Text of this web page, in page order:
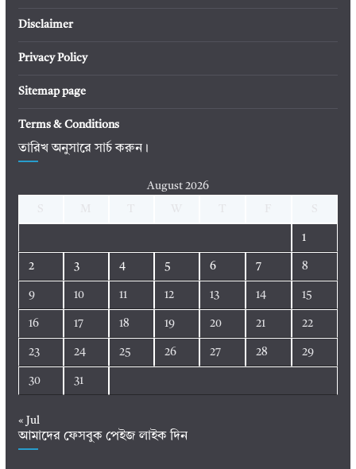
Disclaimer
Privacy Policy
Sitemap page
Terms & Conditions
তারিখ অনুসারে সার্চ করুন।
August 2026
1
2 3 4 5 6 7 8
9 10 11 12 13 14 15
16 17 18 19 20 21 22
23 24 25 26 27 28 29
30 31
« Jul
আমাদের ফেসবুক পেইজ লাইক দিন